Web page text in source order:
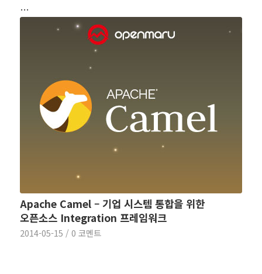
…
Apache Camel – 기업 시스템 통합을 위한
오픈소스 Integration 프레임워크
2014-05-15 / 0 코멘트